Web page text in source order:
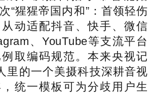
“猩猩帝国内和”：首领轻伤
动适配抖音、快手、微信
、YouTube等支流平台
取编码规范。本来央视记
里的一个美摄科技深耕音视
统一模板可为分歧用户生